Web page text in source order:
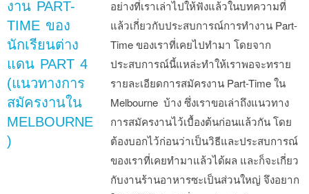
งาน PART-
TIME ของ
นักเรียนต่าง
แดน PART 4
(แนวทางการ
สมัครงานใน
MELBOURNE
)
อย่างที่เราเล่าไปให้ฟังแล้วในบทความที่
แล้วเกี่ยวกับประสบการณ์การทำงาน Part-
Time ของเราที่เคยไปทำมา โดยจาก
ประสบการณ์นี้แหล่ะทำให้เราพอจะทราย
รายละเอียดการสมัครงาน Part-Time ใน
Melbourne บ้าง ซึ่งเราขอเล่าถึงแนวทาง
การสมัครงานไว้เบื้องต้นก่อนแล้วกัน โดย
ต้องบอกไว้ก่อนว่าเป็นวิธีและประสบการณ์
ของเราที่เคยทำมาแล้วได้ผล และก็จะเกี่ยว
กับงานร้านอาหารซะเป็นส่วนใหญ่ จึงอยาก